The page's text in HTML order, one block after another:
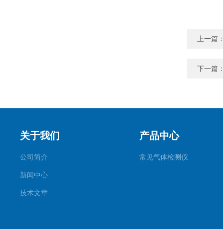
上一篇
下一篇
关于我们
公司简介
新闻中心
技术文章
产品中心
常见气体检测仪